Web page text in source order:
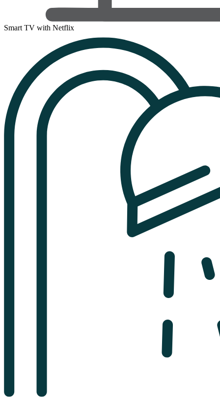
Smart TV with Netflix